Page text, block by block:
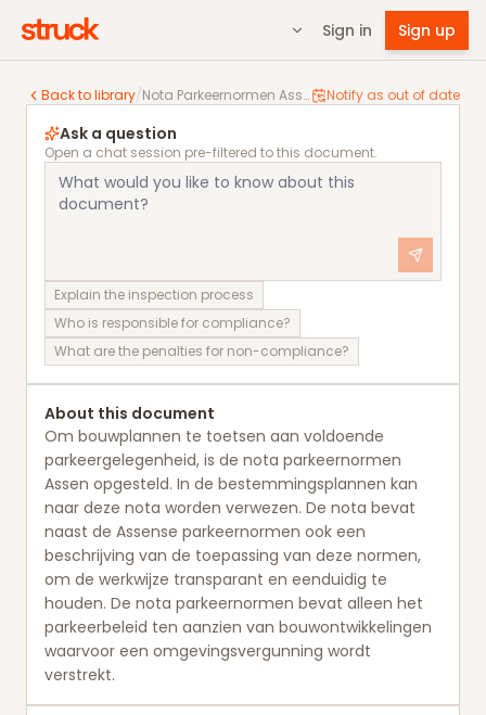
Sign in Sign up
Back to library/ Nota Parkeernormen Assen Notify as out of date
Nota Parkeernormen Assen
Ask a question
Open a chat session pre-filtered to this document.
Explain the inspection process
Who is responsible for compliance?
What are the penalties for non-compliance?
About this document
Om bouwplannen te toetsen aan voldoende
parkeergelegenheid, is de nota parkeernormen
Assen opgesteld. In de bestemmingsplannen kan
naar deze nota worden verwezen. De nota bevat
naast de Assense parkeernormen ook een
beschrijving van de toepassing van deze normen,
om de werkwijze transparant en eenduidig te
houden. De nota parkeernormen bevat alleen het
parkeerbeleid ten aanzien van bouwontwikkelingen
waarvoor een omgevingsvergunning wordt
verstrekt.